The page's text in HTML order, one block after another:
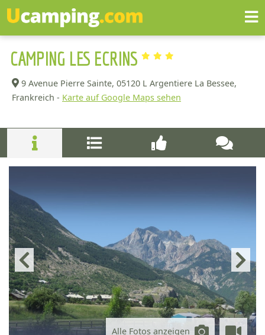
CAMPING LES ECRINS
9 Avenue Pierre Sainte, 05120 L Argentiere La Bessee,
Frankreich - Karte auf Google Maps sehen
Alle Fotos anzeigen